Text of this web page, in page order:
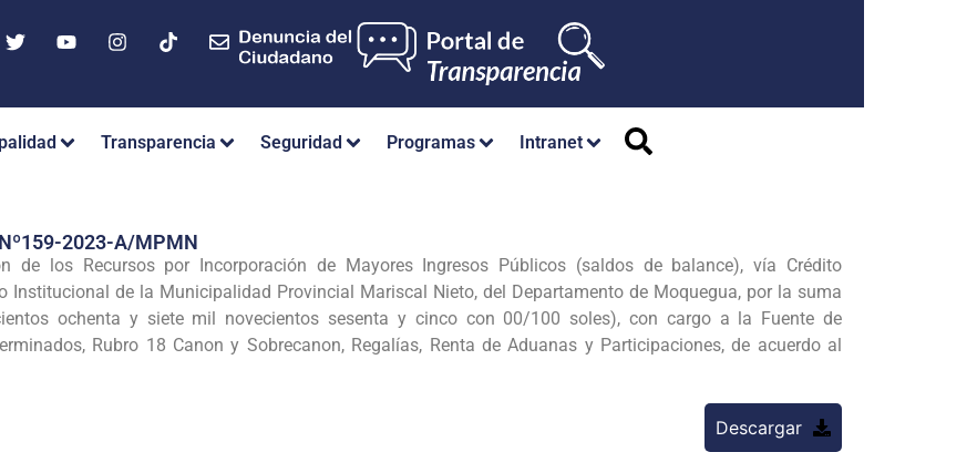
Transparencia Seguridad Programas Intranet
Nº159-2023-A/MPMN
de los Recursos por Incorporación de Mayores Ingresos Públicos (saldos de balance), vía Crédito
Institucional de la Municipalidad Provincial Mariscal Nieto, del Departamento de Moquegua, por la suma
ochenta y siete mil novecientos sesenta y cinco con 00/100 soles), con cargo a la Fuente de
Rubro 18 Canon y Sobrecanon, Regalías, Renta de Aduanas y Participaciones, de acuerdo al
Descargar